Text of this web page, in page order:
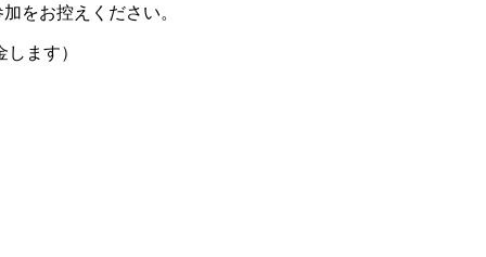
をお控えください。
ます）